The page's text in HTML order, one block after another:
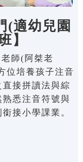
(適幼兒園
】
師(阿桀老
位培養孩子注音
接拼讀法與綜
悉注音符號與
接小學課業。